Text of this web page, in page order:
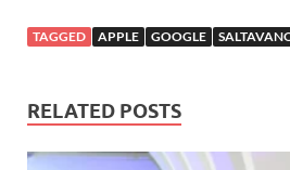
TAGGED APPLE GOOGLE
RELATED POSTS